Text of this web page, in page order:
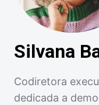
Silvana
Codiretora
dedicada a